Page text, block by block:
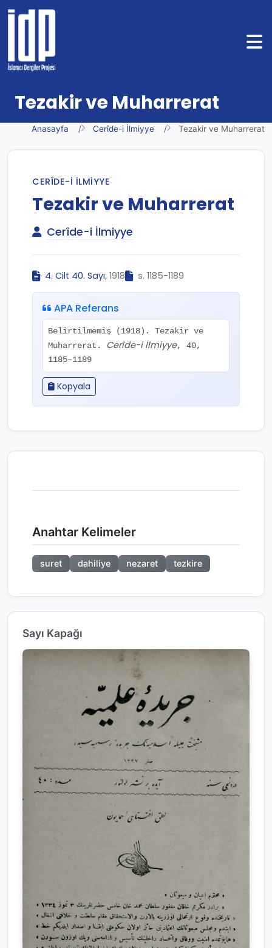
Tezakir ve Muharrerat
Anasayfa Cerîde-i İlmiyye Tezakir ve Muharrerat
CERÎDE-I İLMIYYE
Tezakir ve Muharrerat
Cerîde-i İlmiyye
4. Cilt 40. Sayı, 1918 s. 1185-1189
APA Referans
Belirtilmemiş (1918). Tezakir ve
Muharrerat. Cerîde-i İlmiyye, 40,
1185–1189
Kopyala
Anahtar Kelimeler
suret dahiliye nezaret tezkire
Sayı Kapağı